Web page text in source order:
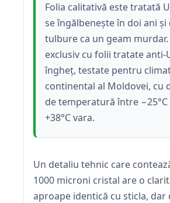
Folia calitativă este tratată
se îngălbenește în doi ani și
tulbure ca un geam
exclusiv cu folii tratate anti-
îngheț, testate pentru
continental al Moldovei, cu
de temperatură între −25°C
+38°C vara.
Un detaliu tehnic care
1000 microni cristal are o
aproape identică cu sticla, dar